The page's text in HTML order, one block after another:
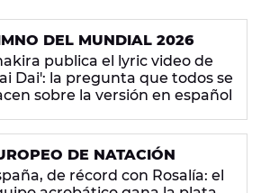
DEL MUNDIAL 2026
publica el lyric video de
Dai': la pregunta que todos se
sobre la versión en español
DE NATACIÓN
de récord con Rosalía: el